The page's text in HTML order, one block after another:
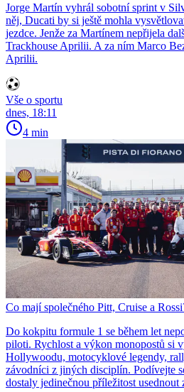
Jorge Martín vyhrál sobotní sprint v
něj, Ducati by si ještě mohla
jezdce. Jenže za Martínem nepřijela
Trackhouse Aprilii. A za ním Marco
Aprilii.
Vše o sportu
dnes, 18:11
4 min
Co mají společného Pitt, Cruise a
Do kokpitu formule 1 se během let
piloti. Rychlost a výkon monopostů si
Hollywoodu, motocyklové legendy,
závodníci z jiných disciplín. Podívejte
dostaly jedinečnou příležitost usednout